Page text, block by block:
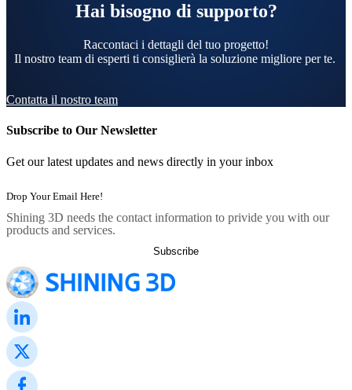
Hai bisogno di supporto?
Raccontaci i dettagli del tuo progetto!
Il nostro team di esperti ti consiglierà la soluzione migliore per te.
Contatta il nostro team
Subscribe to Our Newsletter
Get our latest updates and news directly in your inbox
Shining 3D needs the contact information to privide you with our
products and services.